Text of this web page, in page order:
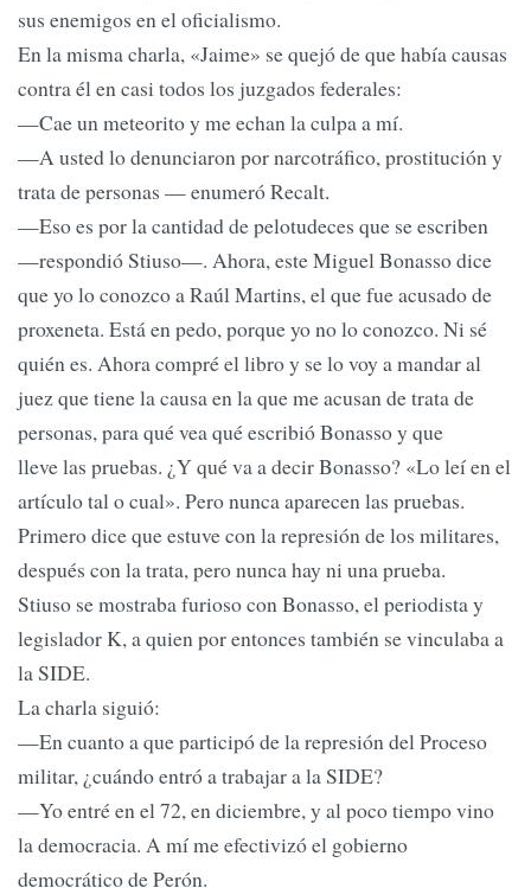
sus enemigos en el oficialismo.
En la misma charla, «Jaime» se quejó de que había causas
contra él en casi todos los juzgados federales:
—Cae un meteorito y me echan la culpa a mí.
—A usted lo denunciaron por narcotráfico, prostitución y
trata de personas — enumeró Recalt.
—Eso es por la cantidad de pelotudeces que se escriben
—respondió Stiuso—. Ahora, este Miguel Bonasso dice
que yo lo conozco a Raúl Martins, el que fue acusado de
proxeneta. Está en pedo, porque yo no lo conozco. Ni sé
quién es. Ahora compré el libro y se lo voy a mandar al
juez que tiene la causa en la que me acusan de trata de
personas, para qué vea qué escribió Bonasso y que
lleve las pruebas. ¿Y qué va a decir Bonasso? «Lo leí en el
artículo tal o cual». Pero nunca aparecen las pruebas.
Primero dice que estuve con la represión de los militares,
después con la trata, pero nunca hay ni una prueba.
Stiuso se mostraba furioso con Bonasso, el periodista y
legislador K, a quien por entonces también se vinculaba a
la SIDE.
La charla siguió:
—En cuanto a que participó de la represión del Proceso
militar, ¿cuándo entró a trabajar a la SIDE?
—Yo entré en el 72, en diciembre, y al poco tiempo vino
la democracia. A mí me efectivizó el gobierno
democrático de Perón.